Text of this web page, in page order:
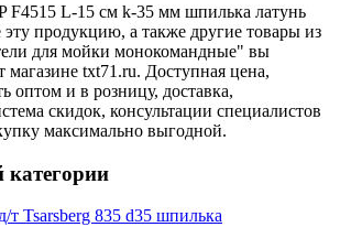
F4515 L-15 см k-35 мм шпилька латунь
эту продукцию, а также другие товары из
для мойки монокомандные" вы
магазине txt71.ru. Доступная цена,
оптом и в розницу, доставка,
скидок, консультации специалистов
максимально выгодной.
категории